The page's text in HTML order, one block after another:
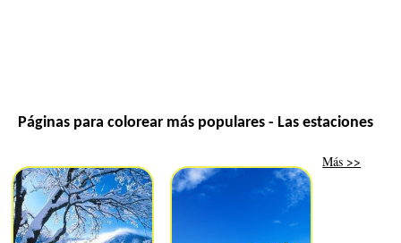
Páginas para colorear más populares - Las estaciones
Más >>